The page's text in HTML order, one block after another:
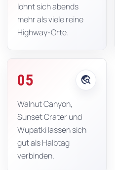
lohnt sich abends
mehr als viele reine
Highway-Orte.
05 travel_explore
Walnut Canyon,
Sunset Crater und
Wupatki lassen sich
gut als Halbtag
verbinden.